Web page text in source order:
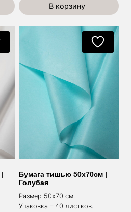
В корзину
Бумага тишью 50х70см |
Голубая
Размер 50х70 см.
Упаковка – 40 листков.